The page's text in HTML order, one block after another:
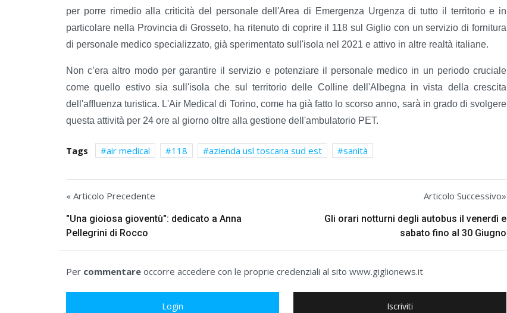
per porre rimedio alla criticità del personale dell'Area di Emergenza Urgenza di tutto il territorio e in
particolare nella Provincia di Grosseto, ha ritenuto di coprire il 118 sul Giglio con un servizio di fornitura
di personale medico specializzato, già sperimentato sull'isola nel 2021 e attivo in altre realtà italiane.
Non c’era altro modo per garantire il servizio e potenziare il personale medico in un periodo cruciale
come quello estivo sia sull'isola che sul territorio delle Colline dell'Albegna in vista della crescita
dell'affluenza turistica. L'Air Medical di Torino, come ha già fatto lo scorso anno, sarà in grado di svolgere
questa attività per 24 ore al giorno oltre alla gestione dell'ambulatorio PET.
Tags air medical 118 azienda usl toscana sud est sanità
« Articolo Precedente
"Una gioiosa gioventù": dedicato a Anna
Pellegrini di Rocco
Articolo Successivo»
Gli orari notturni degli autobus il venerdì e
sabato fino al 30 Giugno
Per commentare occorre accedere con le proprie credenziali al sito www.giglionews.it
Login Iscriviti